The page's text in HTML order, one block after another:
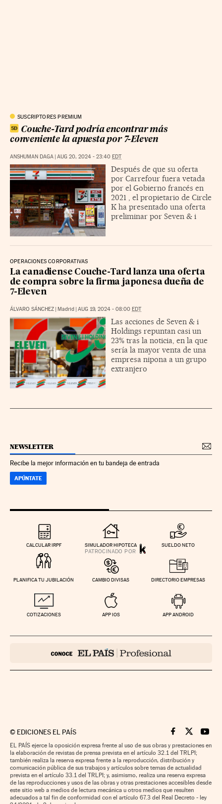
SUSCRIPTORES PREMIUM
Couche-Tard podría encontrar más
conveniente la apuesta por 7-Eleven
ANSHUMAN DAGA | AUG 20, 2024 - 23:40 EDT
Después de que su oferta
por Carrefour fuera vetada
por el Gobierno francés en
2021 , el propietario de Circle
K ha presentado una oferta
preliminar por Seven & i
OPERACIONES CORPORATIVAS
La canadiense Couche-Tard lanza una oferta
de compra sobre la firma japonesa dueña de
7-Eleven
ÁLVARO SÁNCHEZ | Madrid | AUG 19, 2024 - 08:00 EDT
Las acciones de Seven & i
Holdings repuntan casi un
23% tras la noticia, en la que
sería la mayor venta de una
empresa nipona a un grupo
extranjero
NEWSLETTER
Recibe la mejor información en tu bandeja de entrada
APÚNTATE
CALCULAR IRPF SIMULADOR HIPOTECA SUELDO NETO
PLANIFICA TU JUBILACIÓN CAMBIO DIVISAS DIRECTORIO EMPRESAS
COTIZACIONES APP IOS APP ANDROID
© EDICIONES EL PAÍS Cinco Días en
Cinco Días
Cinco
EL PAÍS ejerce la oposición expresa frente al uso de sus obras y prestaciones en
la elaboración de revistas de prensa prevista en el artículo 32.1 del TRLPI;
también realiza la reserva expresa frente a la reproducción, distribución y
comunicación pública de sus trabajos y artículos sobre temas de actualidad
prevista en el artículo 33.1 del TRLPI; y, asimismo, realiza una reserva expresa
de las reproducciones y usos de las obras y otras prestaciones accesibles desde
este sitio web a medios de lectura mecánica u otros medios que resulten
adecuados a tal fin de conformidad con el artículo 67.3 del Real Decreto - ley